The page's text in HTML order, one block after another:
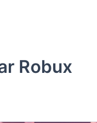
Robux